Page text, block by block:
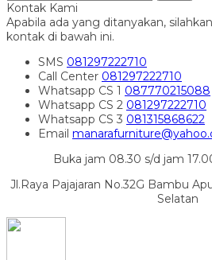
Kontak Kami
Apabila ada yang ditanyakan,
kontak di bawah ini.
SMS 081297222710
Call Center 081297222710
Whatsapp CS 1 087770215088
Whatsapp CS 2 081297222710
Whatsapp CS 3 081315868622
Email
Buka jam 08.30 s/d jam
Jl.Raya Pajajaran No.32G Bambu
Selatan